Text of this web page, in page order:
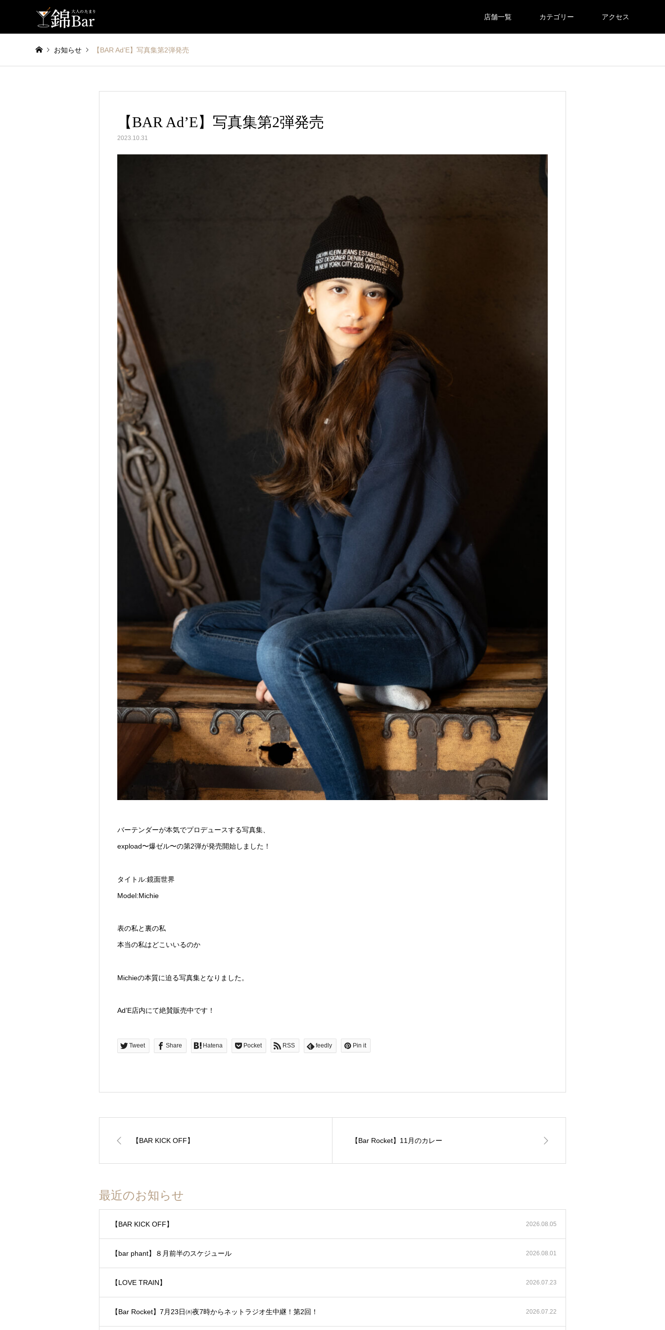
店舗一覧 カテゴリー アクセス
お知らせ 【BAR Ad’E】写真集第2弾発売
【BAR Ad’E】写真集第2弾発売
2023.10.31
バーテンダーが本気でプロデュースする写真集、
expload〜爆ゼル〜の第2弾が発売開始しました！
タイトル:鏡面世界
Model:Michie
表の私と裏の私
本当の私はどこいいるのか
Michieの本質に迫る写真集となりました。
Ad’E店内にて絶賛販売中です！
Tweet Share Hatena Pocket RSS feedly Pin it
【BAR KICK OFF】 【Bar Rocket】11月のカレー
最近のお知らせ
【BAR KICK OFF】 2026.08.05
【bar phant】８月前半のスケジュール 2026.08.01
【LOVE TRAIN】 2026.07.23
【Bar Rocket】7月23日㈭夜7時からネットラジオ生中継！第2回！ 2026.07.22